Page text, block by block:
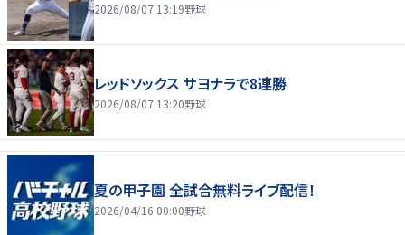
2026/08/07 13:19野球
レッドソックス サヨナラで8連勝
2026/08/07 13:20野球
夏の甲子園 全試合無料ライブ配信！
2026/04/16 00:00野球